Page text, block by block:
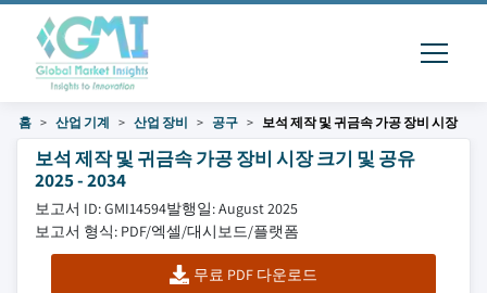
홈 산업 기계 산업 장비 공구 보석 제작 및 귀금속 가공 장비 시장
보석 제작 및 귀금속 가공 장비 시장 크기 및 공유
2025 - 2034
보고서 ID: GMI14594발행일: August 2025
보고서 형식: PDF/엑셀/대시보드/플랫폼
무료 PDF 다운로드